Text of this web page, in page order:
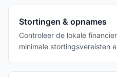
Stortingen & opnames
Controleer de lokale
minimale stortingsvereisten